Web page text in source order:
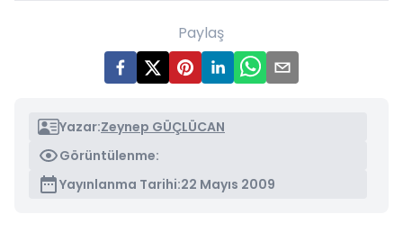
Paylaş
Yazar:Zeynep GÜÇLÜCAN
Görüntülenme:
Yayınlanma Tarihi:22 Mayıs 2009